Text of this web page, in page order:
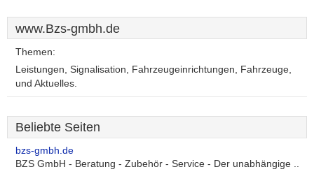
www.Bzs-gmbh.de
Themen:
Leistungen, Signalisation, Fahrzeugeinrichtungen, Fahrzeuge,
und Aktuelles.
Beliebte Seiten
bzs-gmbh.de
BZS GmbH - Beratung - Zubehör - Service - Der unabhängige ..